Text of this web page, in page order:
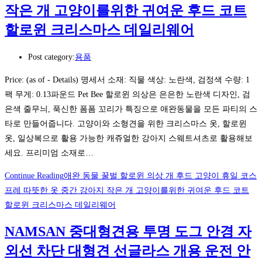
작은 개 고양이를위한 귀여운 후드 코트
할로윈 크리스마스 데일리웨어
Post category:용품
Price: (as of - Details) 명세서 소재: 직물 색상: 노란색, 검정색 수량: 1
팩 무게: 0.13파운드 Pet Bee 할로윈 의상은 은은한 노란색 디자인, 검
은색 줄무늬, 푹신한 폼폼 꼬리가 특징으로 애완동물을 모든 파티의 스
타로 만들어줍니다. 고양이와 소형견을 위한 크리스마스 옷, 할로윈
옷, 일상복으로 활용 가능한 캐쥬얼한 강아지 스웨트셔츠로 활용해보
세요. 프리미엄 소재로…
Continue Reading애완 동물 꿀벌 할로윈 의상 개 후드 고양이 휴일 코스
프레 따뜻한 옷 중간 강아지 작은 개 고양이를위한 귀여운 후드 코트
할로윈 크리스마스 데일리웨어
NAMSAN 중대형견용 투명 도그 안경 자
외선 차단 대형견 선글라스 개용 운전 안